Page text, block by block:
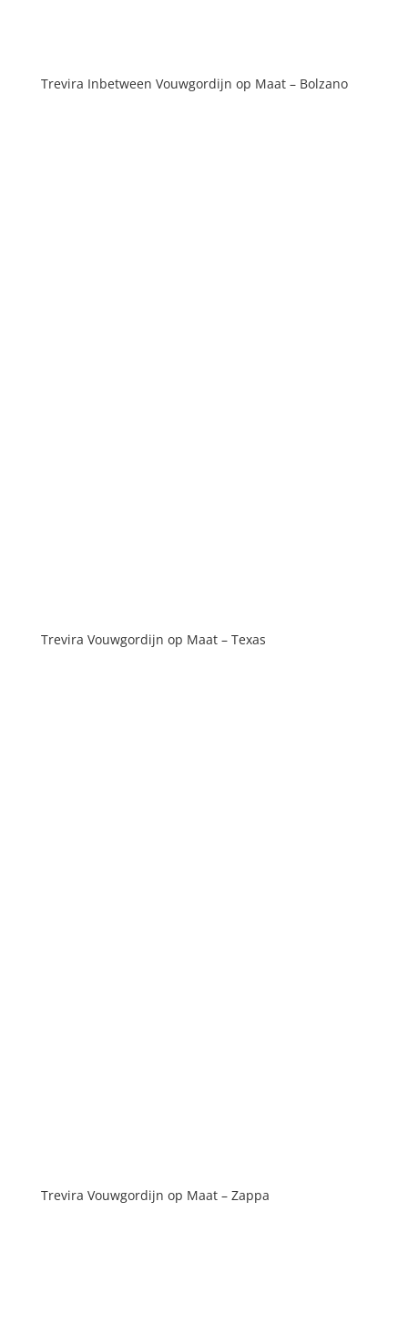
Trevira Inbetween Vouwgordijn op Maat – Bolzano
Trevira Vouwgordijn op Maat – Texas
Trevira Vouwgordijn op Maat – Zappa